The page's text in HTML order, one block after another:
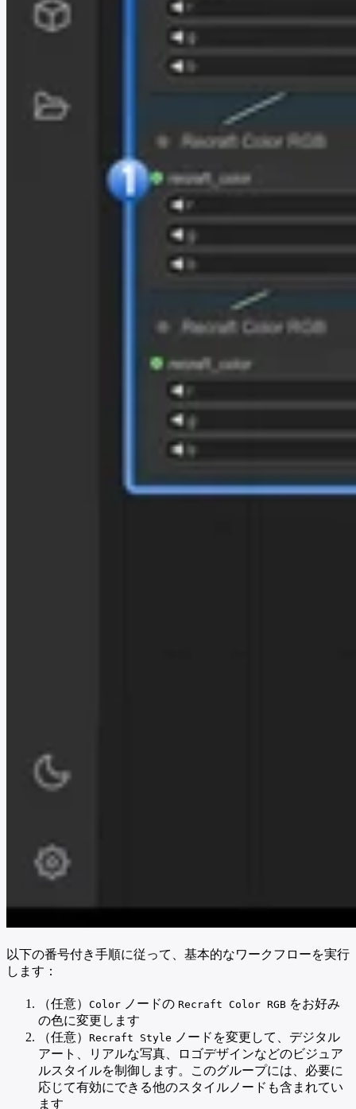
以下の番号付き手順に従って、基本的なワークフローを実行
します：
（任意） Color ノードの Recraft Color RGB をお好み
の色に変更します
（任意） Recraft Style ノードを変更して、デジタル
アート、リアルな写真、ロゴデザインなどのビジュア
ルスタイルを制御します。このグループには、必要に
応じて有効にできる他のスタイルノードも含まれてい
ます